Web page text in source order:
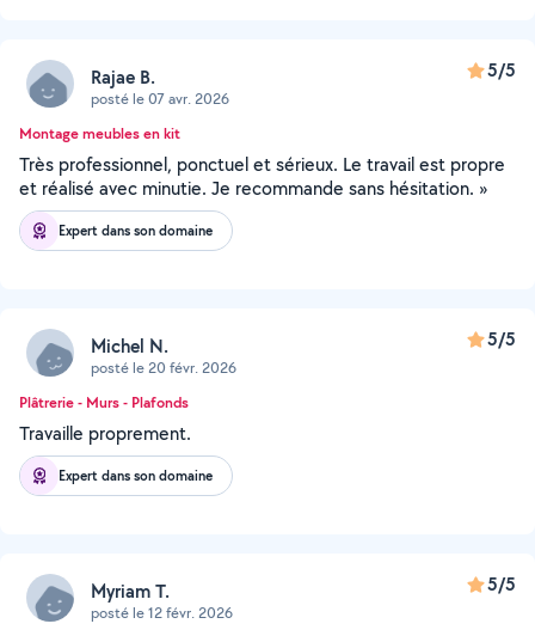
Rajae B.
posté le 07 avr. 2026
5/5
Montage meubles en kit
Très professionnel, ponctuel et sérieux. Le travail est propre
et réalisé avec minutie. Je recommande sans hésitation. »
Expert dans son domaine
Michel N.
posté le 20 févr. 2026
5/5
Plâtrerie - Murs - Plafonds
Travaille proprement.
Expert dans son domaine
Myriam T.
posté le 12 févr. 2026
5/5